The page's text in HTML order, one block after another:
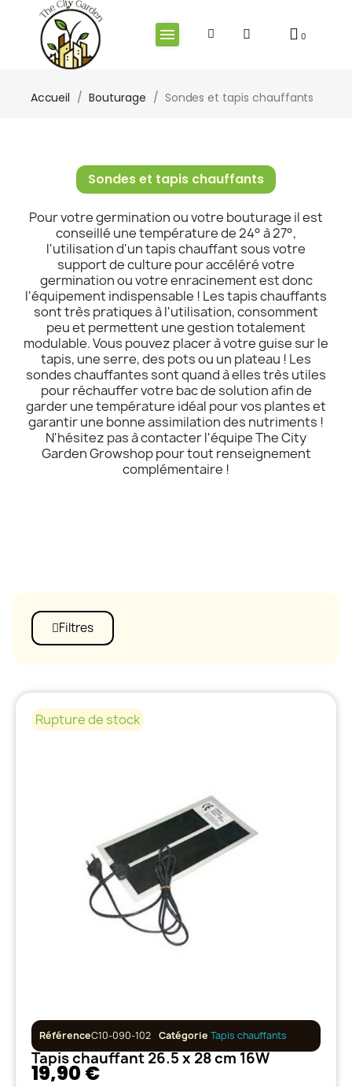
Accueil Bouturage Sondes et tapis chauffants
Sondes et tapis chauffants
Pour votre germination ou votre bouturage il est
conseillé une température de 24° à 27°,
l'utilisation d'un tapis chauffant sous votre
support de culture pour accéléré votre
germination ou votre enracinement est donc
l'équipement indispensable ! Les tapis chauffants
sont très pratiques à l'utilisation, consomment
peu et permettent une gestion totalement
modulable. Vous pouvez placer à votre guise sur le
tapis, une serre, des pots ou un plateau ! Les
sondes chauffantes sont quand à elles très utiles
pour réchauffer votre bac de solution afin de
garder une température idéal pour vos plantes et
garantir une bonne assimilation des nutriments !
N'hésitez pas à contacter l'équipe The City
Garden Growshop pour tout renseignement
complémentaire !
Filtres
Rupture de stock
RéférenceC10-090-102 Catégorie Tapis chauffants
Tapis chauffant 26.5 x 28 cm 16W
19,90 €